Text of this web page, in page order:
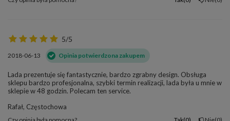
5/5
2018-06-13 Opinia potwierdzona zakupem
Lada prezentuje się fantastycznie, bardzo zgrabny design. Obsługa
sklepu bardzo profesjonalna, szybki termin realizacji, lada była u mnie w
sklepie w 48 godzin. Polecam ten service.
Rafał, Częstochowa